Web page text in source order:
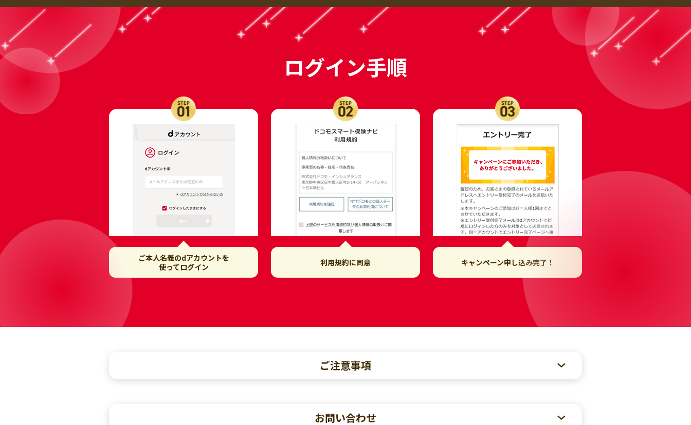
ログイン手順
ご本人名義のdアカウントを
使ってログイン
利用規約に同意 キャンペーン申し込み完了！
ご注意事項
お問い合わせ